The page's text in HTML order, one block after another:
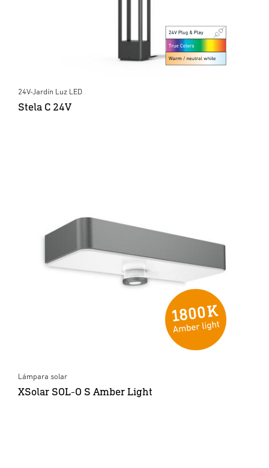
24V-Jardín Luz LED
Stela C 24V
Lámpara solar
XSolar SOL-O S Amber Light